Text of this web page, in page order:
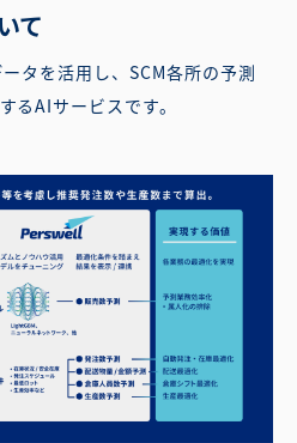
て
タを活用し、SCM各所の予測
るAIサービスです。